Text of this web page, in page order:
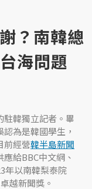
？南韓總
海問題
駐韓獨立記者。畢
為是韓國學生，
前經營韓半島新聞
給BBC中文網、
年以南韓梨泰院
越新聞獎。